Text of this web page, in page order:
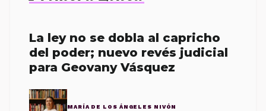
La ley no se dobla al capricho
del poder; nuevo revés judicial
para Geovany Vásquez
MARÍA DE LOS ÁNGELES NIVÓN